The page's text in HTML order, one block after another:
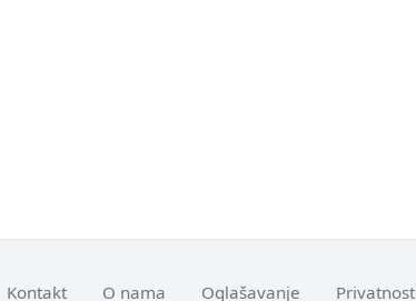
Kontakt O nama Oglašavanje Privatnost